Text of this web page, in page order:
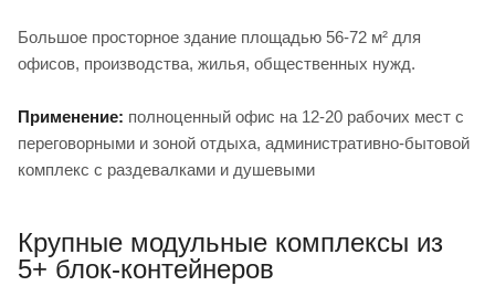
Большое просторное здание площадью 56-72 м² для
офисов, производства, жилья, общественных нужд.
Применение: полноценный офис на 12-20 рабочих мест с
переговорными и зоной отдыха, административно-бытовой
комплекс с раздевалками и душевыми
Крупные модульные комплексы из
5+ блок-контейнеров